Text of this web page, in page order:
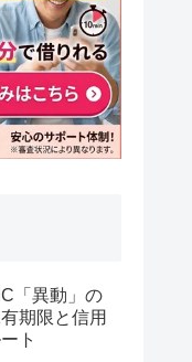
「異動」の
期限と信用
ト